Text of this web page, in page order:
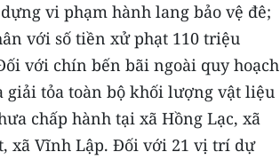
vi phạm hành lang bảo vệ đê;
với số tiền xử phạt 110 triệu
với chín bến bãi ngoài quy hoạch
giải tỏa toàn bộ khối lượng vật liệu
chấp hành tại xã Hồng Lạc, xã
xã Vĩnh Lập. Ðối với 21 vị trí dự